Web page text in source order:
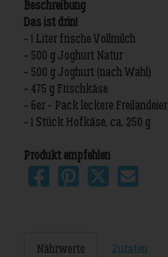
Beschreibung
Das ist drin!
- 1 Liter frische Vollmilch
- 500 g Joghurt Natur
- 500 g Joghurt (nach Wahl)
- 475 g Frischkäse
- 6er - Pack leckere Freilandeier
- 1 Stück Hofkäse, ca. 250 g
Produkt empfehlen
Nährwerte Zutaten